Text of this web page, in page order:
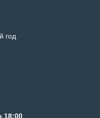
год
18:00